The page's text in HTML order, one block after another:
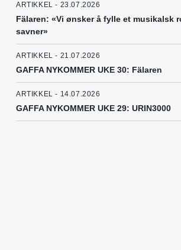
ARTIKKEL - 23.07.2026
Fälaren: «Vi ønsker å fylle et musikalsk
savner»
ARTIKKEL - 21.07.2026
GAFFA NYKOMMER UKE 30: Fälaren
ARTIKKEL - 14.07.2026
GAFFA NYKOMMER UKE 29: URIN3000